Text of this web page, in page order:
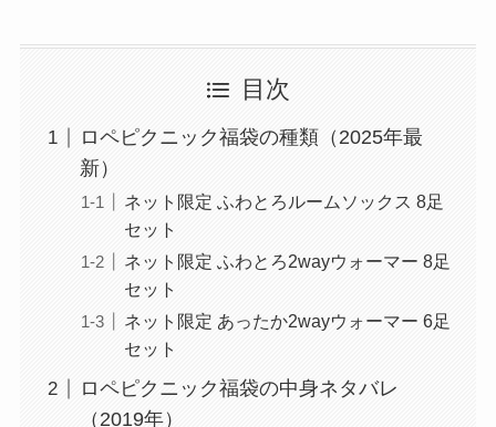
目次
ロペピクニック福袋の種類（2025年最
新）
ネット限定 ふわとろルームソックス 8足
セット
ネット限定 ふわとろ2wayウォーマー 8足
セット
ネット限定 あったか2wayウォーマー 6足
セット
ロペピクニック福袋の中身ネタバレ
（2019年）